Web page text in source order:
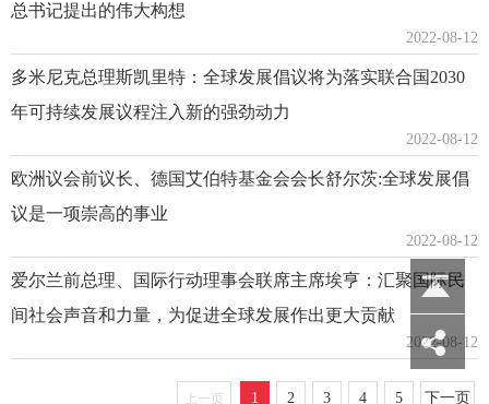
总书记提出的伟大构想
2022-08-12
多米尼克总理斯凯里特：全球发展倡议将为落实联合国2030
年可持续发展议程注入新的强劲动力
2022-08-12
欧洲议会前议长、德国艾伯特基金会会长舒尔茨:全球发展倡
议是一项崇高的事业
2022-08-12
爱尔兰前总理、国际行动理事会联席主席埃亨：汇聚国际民
间社会声音和力量，为促进全球发展作出更大贡献
2022-08-12
上一页 1 2 3 4 5 下一页